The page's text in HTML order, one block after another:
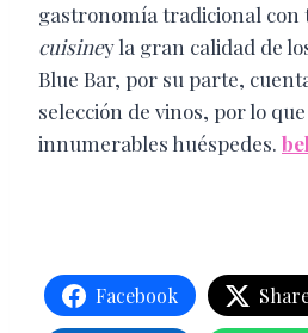
gastronomía tradicional con
cuisiney la gran calidad de
Blue Bar, por su parte,
selección de vinos, por lo
innumerables huéspedes.
Facebook